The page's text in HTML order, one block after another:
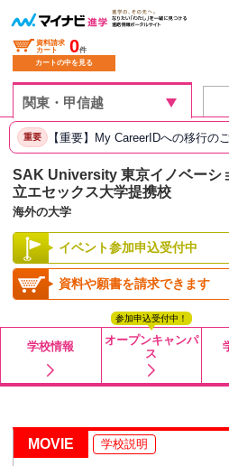
資料請求
カート
0件
カートの中を見る
重要 【重要】My CareerIDへの移行の
SAK University 東京イノベー
立エセックス大学提携校
海外の大学
イベント参加申込受付中
資料や願書を請求できます
学校情報
オープンキャンパ
ス
参加申込受付中！
MOVIE 学校説明